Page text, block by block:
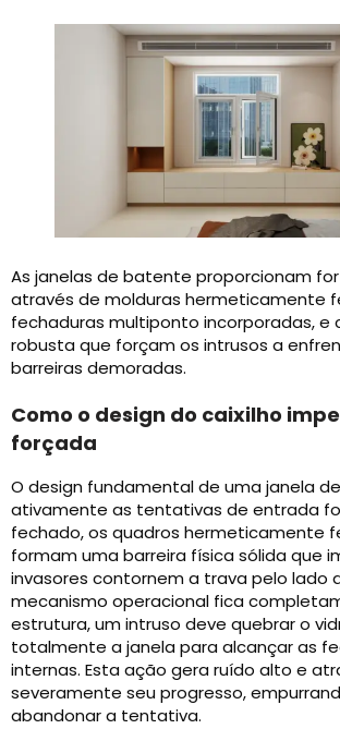
As janelas de batente proporcionam
através de molduras hermeticamente
fechaduras multiponto incorporadas, e
robusta que forçam os intrusos a
barreiras demoradas.
Como o design do caixilho
forçada
O design fundamental de uma janela
ativamente as tentativas de entrada
fechado, os quadros hermeticamente
formam uma barreira física sólida que
invasores contornem a trava pelo lado
mecanismo operacional fica
estrutura, um intruso deve quebrar o
totalmente a janela para alcançar as
internas. Esta ação gera ruído alto e
severamente seu progresso,
abandonar a tentativa.